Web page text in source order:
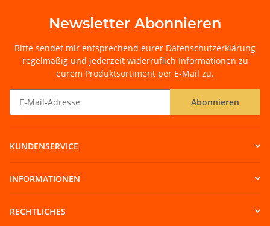
Newsletter Abonnieren
Bitte sendet mir entsprechend eurer Datenschutzerklärung
regelmäßig und jederzeit widerruflich Informationen zu
eurem Produktsortiment per E-Mail zu.
Abonnieren
KUNDENSERVICE
INFORMATIONEN
RECHTLICHES